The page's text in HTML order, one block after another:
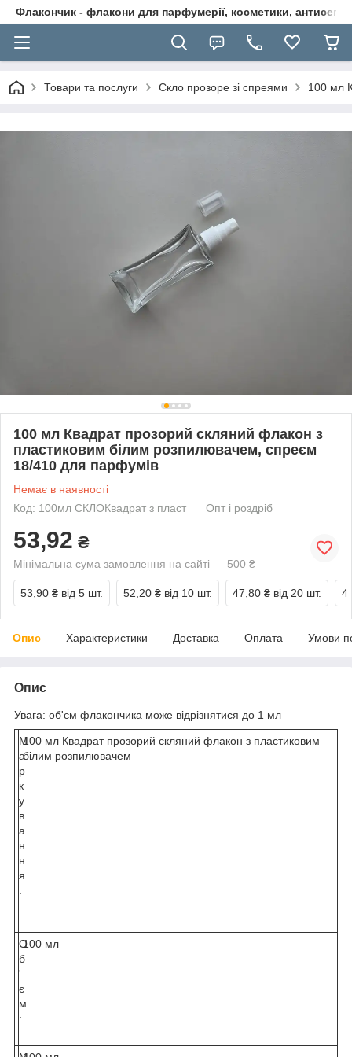
Флакончик - флакони для парфумерії, косметики,
Товари та послуги Скло прозоре зі спреями 100 мл
100 мл Квадрат прозорий скляний флакон з
пластиковим білим розпилювачем, спреєм
18/410 для парфумів
Немає в наявності
Код: 100мл СКЛОКвадрат з пласт
Опт і роздріб
53,92 ₴
Мінімальна сума замовлення на сайті — 500 ₴
53,90 ₴ від 5 шт. 52,20 ₴ від 10 шт. 47,80 ₴ від 20 шт.
Опис Характеристики Доставка Оплата Умови
Опис
Увага: об'єм флакончика може відрізнятися до 1 мл
М
а
р
к
у
в
а
н
н
я
:
100 мл Квадрат прозорий скляний флакон з пластиковим
білим розпилювачем
О
б
'
є
м
:
100 мл